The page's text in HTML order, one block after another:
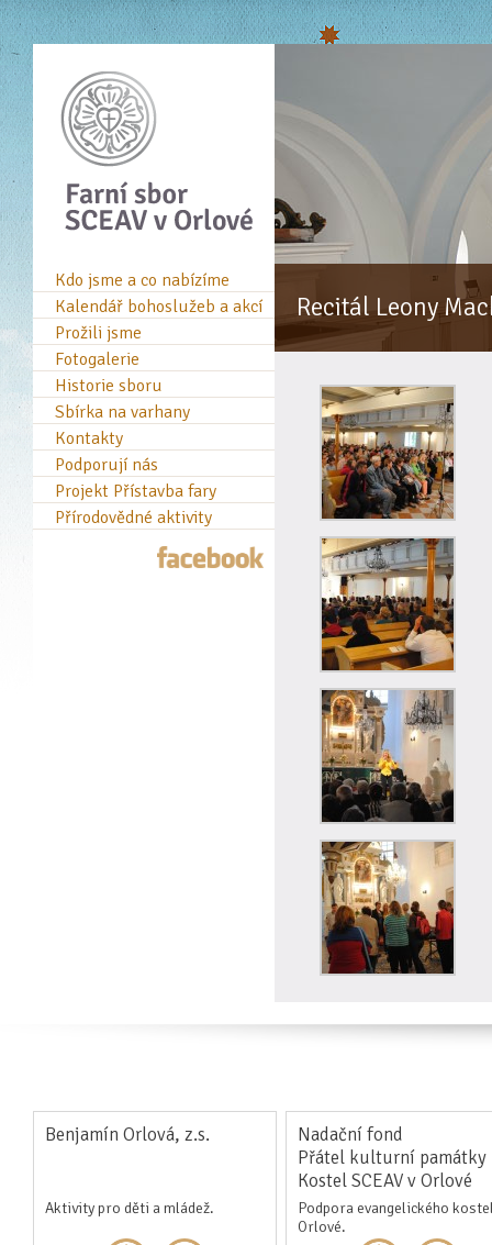
Kdo jsme a co nabízíme
Kalendář bohoslužeb a akcí
Prožili jsme
Fotogalerie
Historie sboru
Sbírka na varhany
Kontakty
Podporují nás
Projekt Přístavba fary
Přírodovědné aktivity
Recitál Leony
Benjamín Orlová, z.s.
Aktivity pro děti a mládež.
Nadační fond
Přátel kulturní památky
Kostel SCEAV v Orlové
Podpora evangelického
Orlové.